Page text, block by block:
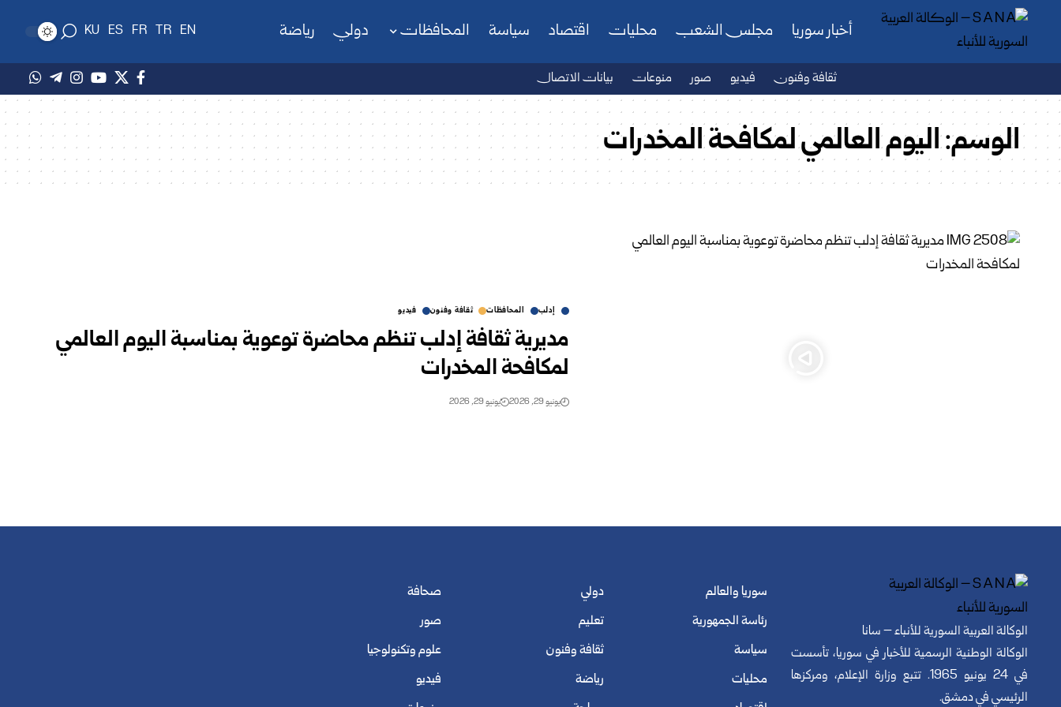
أخبار سوريا مجلس الشعب محليات اقتصاد سياسة المحافظات دولي رياضة EN
TR
FR
ES
KU
ثقافة وفنون فيديو صور منوعات بيانات الاتصال
الوسم:اليوم ‏العالمي لمكافحة المخدرات
إدلب المحافظات ثقافة وفنون فيديو
مديرية ثقافة إدلب تنظم محاضرة توعوية بمناسبة اليوم ‏العالمي
لمكافحة المخدرات
يونيو 29, 2026 يونيو 29, 2026
الوكالة العربية السورية للأنباء – سانا
الوكالة الوطنية الرسمية للأخبار في سوريا، تأسست
في 24 يونيو 1965. تتبع وزارة الإعلام، ومركزها
الرئيسي في دمشق.
سوريا والعالم
رئاسة الجمهورية
سياسة
محليات
دولي
تعليم
ثقافة وفنون
رياضة
صحافة
صور
علوم وتكنولوجيا
فيديو